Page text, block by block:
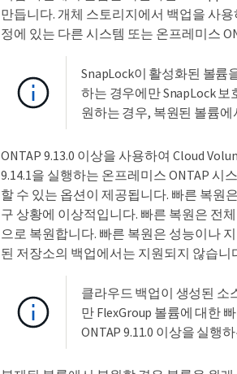
만듭니다. 개체 스토리지에서 백업을 사
정에 있는 다른 시스템 또는 온프레미스
SnapLock이 활성화된 볼륨
하는 경우에만 SnapLock
원하는 경우, 복원된 볼륨에
ONTAP 9.13.0 이상을 사용하여 Cloud
9.14.1을 실행하는 온프레미스 ONTAP 시
할 수 있는 옵션이 제공됩니다. 빠른 복원
구 상황에 이상적입니다. 빠른 복원은 전
으로 복원합니다. 빠른 복원은 성능이나
된 저장소의 백업에서는 지원되지 않습니
클라우드 백업이 생성된 소
만 FlexGroup 볼륨에 대한
ONTAP 9.11.0 이상을 실행